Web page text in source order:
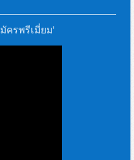
ครพรีเมี่ยม'